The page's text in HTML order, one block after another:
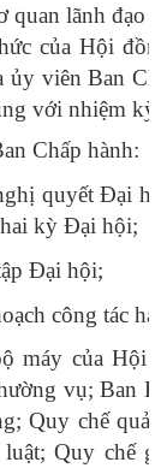
quan lãnh
của Hội
ủy viên Ban
với nhiệm
Chấp hành:
quyết Đại
kỳ Đại hội;
Đại hội;
công tác
máy của Hội
vụ; Ban
Quy chế
Quy chế